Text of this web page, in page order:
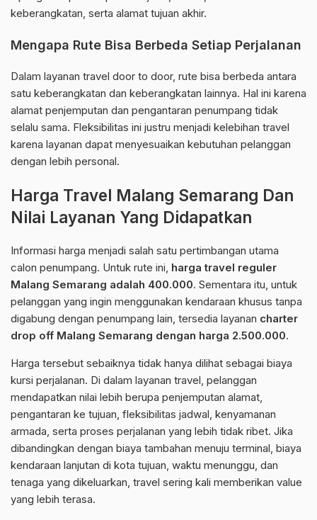
keberangkatan, serta alamat tujuan akhir.
Mengapa Rute Bisa Berbeda Setiap Perjalanan
Dalam layanan travel door to door, rute bisa berbeda antara
satu keberangkatan dan keberangkatan lainnya. Hal ini karena
alamat penjemputan dan pengantaran penumpang tidak
selalu sama. Fleksibilitas ini justru menjadi kelebihan travel
karena layanan dapat menyesuaikan kebutuhan pelanggan
dengan lebih personal.
Harga Travel Malang Semarang Dan
Nilai Layanan Yang Didapatkan
Informasi harga menjadi salah satu pertimbangan utama
calon penumpang. Untuk rute ini, harga travel reguler
Malang Semarang adalah 400.000. Sementara itu, untuk
pelanggan yang ingin menggunakan kendaraan khusus tanpa
digabung dengan penumpang lain, tersedia layanan charter
drop off Malang Semarang dengan harga 2.500.000.
Harga tersebut sebaiknya tidak hanya dilihat sebagai biaya
kursi perjalanan. Di dalam layanan travel, pelanggan
mendapatkan nilai lebih berupa penjemputan alamat,
pengantaran ke tujuan, fleksibilitas jadwal, kenyamanan
armada, serta proses perjalanan yang lebih tidak ribet. Jika
dibandingkan dengan biaya tambahan menuju terminal, biaya
kendaraan lanjutan di kota tujuan, waktu menunggu, dan
tenaga yang dikeluarkan, travel sering kali memberikan value
yang lebih terasa.